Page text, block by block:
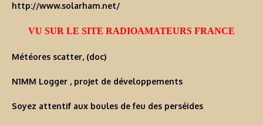
http://www.solarham.net/
VU SUR LE SITE RADIOAMATEURS FRANCE
Météores scatter, (doc)
N1MM Logger , projet de développements
Soyez attentif aux boules de feu des perséides